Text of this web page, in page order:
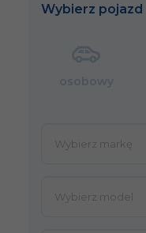
Wybierz pojazd